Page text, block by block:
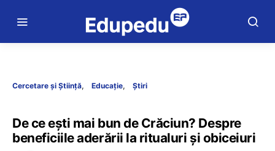
Cercetare și Știință Educație Știri
De ce ești mai bun de Crăciun? Despre
beneficiile aderării la ritualuri și obiceiuri